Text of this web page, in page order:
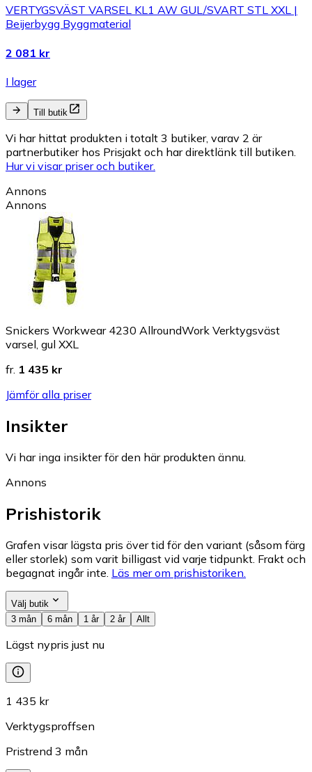
VERTYGSVÄST VARSEL KL1 AW GUL/SVART STL XXL |
Beijerbygg Byggmaterial
2 081 kr
I lager
Till butik
Vi har hittat produkten i totalt 3 butiker, varav 2 är
partnerbutiker hos Prisjakt och har direktlänk till butiken.
Hur vi visar priser och butiker.
Annons
Annons
Snickers Workwear 4230 AllroundWork Verktygsväst
varsel, gul XXL
fr. 1 435 kr
Jämför alla priser
Insikter
Vi har inga insikter för den här produkten ännu.
Annons
Prishistorik
Grafen visar lägsta pris över tid för den variant (såsom färg
eller storlek) som varit billigast vid varje tidpunkt. Frakt och
begagnat ingår inte. Läs mer om prishistoriken.
Välj butik
3 mån
6 mån 1 år 2 år Allt
Lägst nypris just nu
1 435 kr
Verktygsproffsen
Pristrend 3 mån